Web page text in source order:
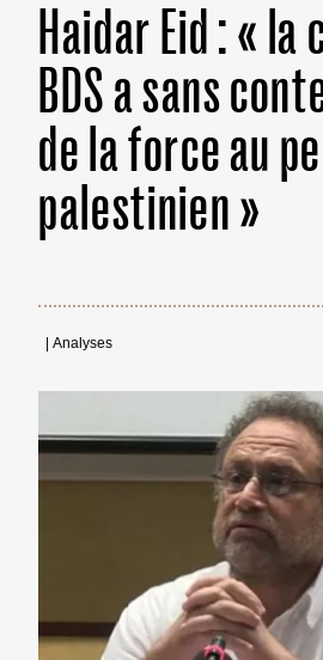
Haidar Eid : « la
BDS a sans
de la force au
palestinien »
Analyses